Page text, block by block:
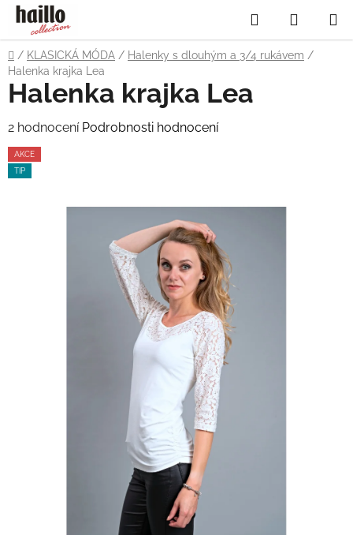
Přejít
obsah
Hledat
KOŠÍK
Domů
/ KLASICKÁ MÓDA / Halenky s dlouhým a 3/4 rukávem /
Halenka krajka Lea
Halenka krajka Lea
Průměrné
hodnocení
produktu
2 hodnocení Podrobnosti hodnocení
AKCE
TIP